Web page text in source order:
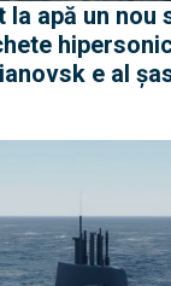
la apă un nou
e al